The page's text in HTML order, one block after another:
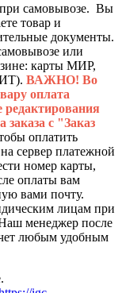
самовывозе. Вы
товар и
документы.
или
карты МИР,
ВАЖНО! Во
оплата
редактирования
заказа с "Заказ
оплатить
сервер платежной
номер карты,
оплаты вам
вами почту.
лицам при
менеджер после
любым удобным